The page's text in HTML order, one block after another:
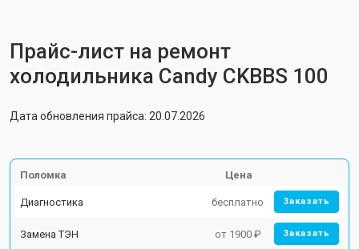
Прайс-лист на ремонт
холодильника Candy CKBBS 100
Дата обновления прайса: 20.07.2026
Поломка Цена
Диагностика бесплатно Заказать
Замена ТЭН от 1900 ₽ Заказать